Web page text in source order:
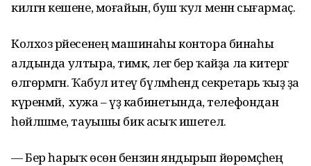
килгән кешене, моғайын, буш ҡул менән сығармаҫ.
Колхоз рәйесенең машинаһы контора бинаһы
алдында ултыра, тимәк, әлегә бер ҡайҙа ла китергә
өлгөрмәгән. Ҡабул итеү бүлмәһендә секретарь ҡыҙ ҙа
күренмәй, ә хужа – үҙ кабинетында, телефондан
һөйләшәме, тауышы бик асыҡ ишетелә.
— Бер һарыҡ өсөн бензин яндырып йөрөмәҫһең